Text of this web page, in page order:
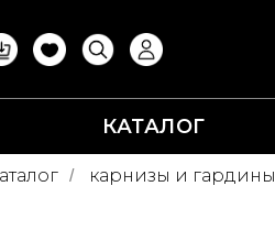
КАТАЛОГ
/ карнизы и гардины